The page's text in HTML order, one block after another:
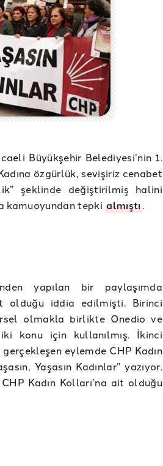
Büyükşehir Belediyesi’nin 1.
özgürlük, sevişiriz cenabet
şeklinde değiştirilmiş halini
kamuoyundan tepkialmıştı.
yapılan bir paylaşımda
olduğu iddia edilmişti. Birinci
olmakla birlikte Onedio ve
iki konu için kullanılmış. İkinci
eylemde CHP Kadın
Yaşasın Kadınlar” yazıyor.
Kadın Kolları’na ait olduğu